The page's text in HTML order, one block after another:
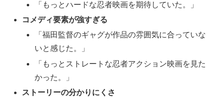
「もっとハードな忍者映画を期待していた。」
コメディ要素が強すぎる
「福田監督のギャグが作品の雰囲気に合っていな
いと感じた。」
「もっとストレートな忍者アクション映画を見た
かった。」
ストーリーの分かりにくさ